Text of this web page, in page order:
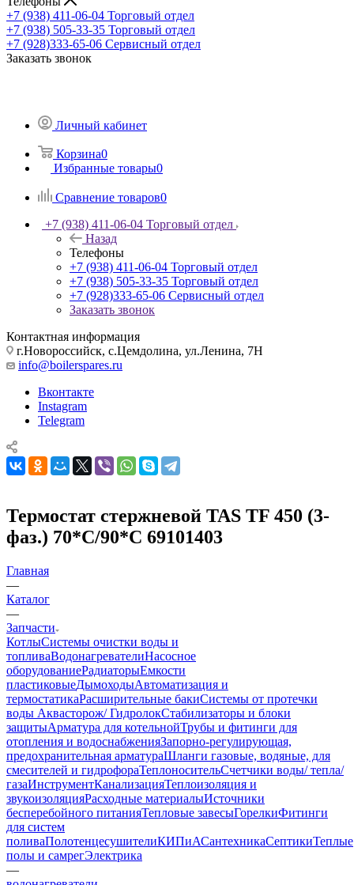
+7 (938) 411-06-04 Торговый отдел
+7 (938) 505-33-35 Торговый отдел
+7 (928)333-65-06 Сервисный отдел
Заказать звонок
Личный кабинет
Корзина0
Избранные товары0
Сравнение товаров0
+7 (938) 411-06-04 Торговый отдел
Назад
Телефоны
+7 (938) 411-06-04 Торговый отдел
+7 (938) 505-33-35 Торговый отдел
+7 (928)333-65-06 Сервисный отдел
Заказать звонок
Контактная информация
г.Новороссийск, с.Цемдолина, ул.Ленина, 7Н
info@boilerspares.ru
Вконтакте
Instagram
Telegram
Термостат стержневой TAS TF 450 (3-
фаз.) 70*С/90*С 69101403
Главная
—
Каталог
—
Запчасти
КотлыСистемы очистки воды и
топливаВодонагревателиНасосное
оборудованиеРадиаторыЕмкости
пластиковыеДымоходыАвтоматизация и
термостатикаРасширительные бакиСистемы от протечки
воды Аквасторож/ ГидролокСтабилизаторы и блоки
защитыАрматура для котельнойТрубы и фитинги для
отопления и водоснабженияЗапорно-регулирующая,
предохранительная арматураШланги газовые, водяные, для
смесителей и гидрофораТеплоносительСчетчики воды/ тепла/
газаИнструментКанализацияТеплоизоляция и
звукоизоляцияРасходные материалыИсточники
бесперебойного питанияТепловые завесыГорелкиФитинги
для систем
поливаПолотенцесушителиКИПиАСантехникаСептикиТеплые
полы и самрегЭлектрика
—